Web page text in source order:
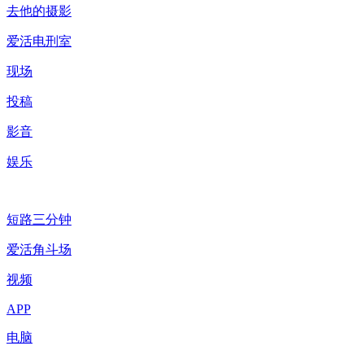
去他的摄影
爱活电刑室
现场
投稿
影音
娱乐
短路三分钟
爱活角斗场
视频
APP
电脑